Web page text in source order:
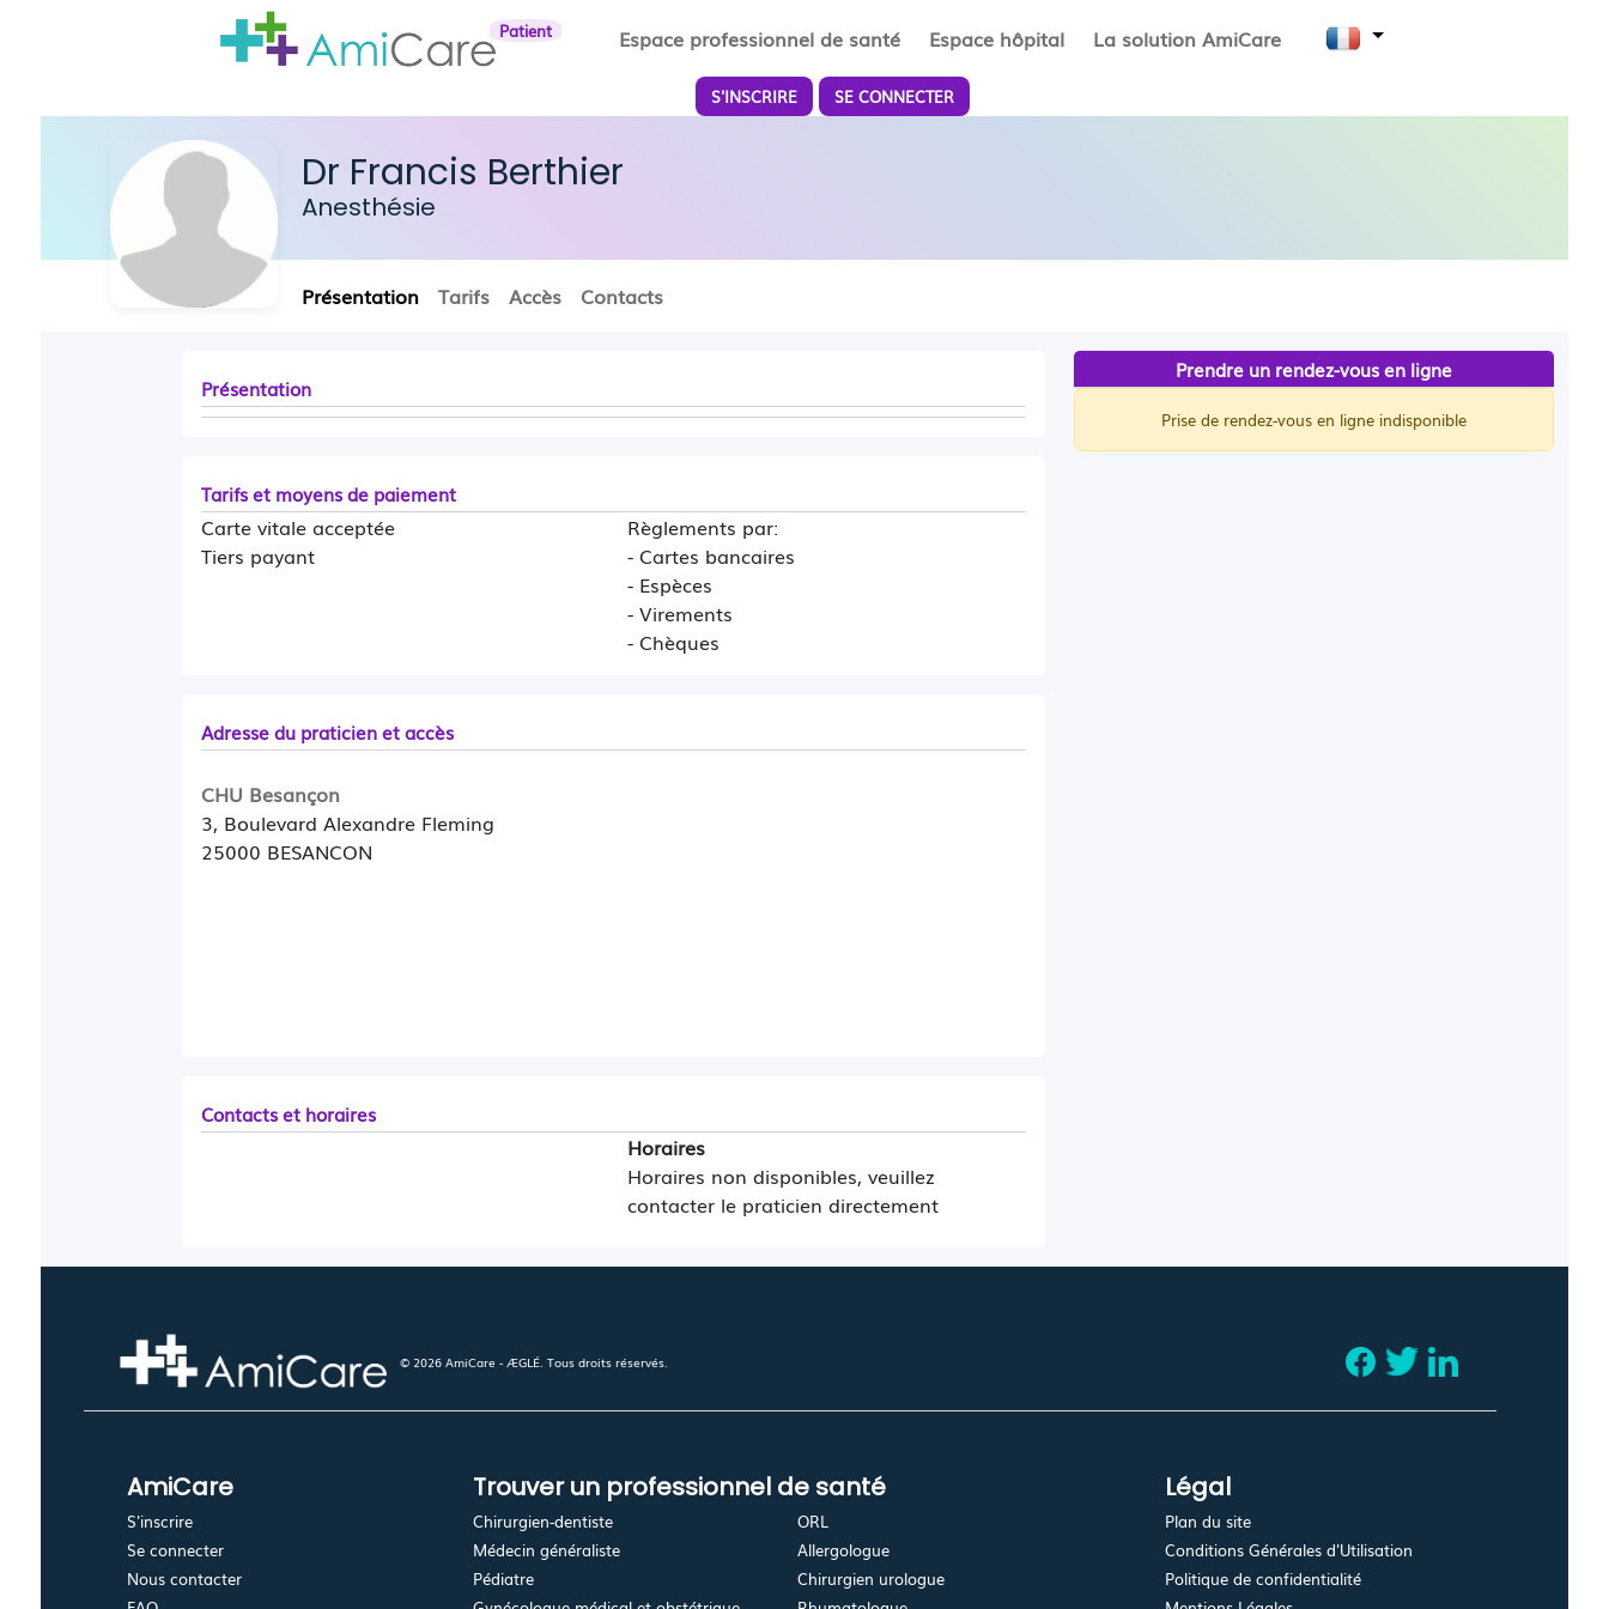
Patient Espace professionnel de santé Espace hôpital La solution AmiCare
S'INSCRIRE SE CONNECTER
Dr Francis Berthier
Anesthésie
Présentation Tarifs Accès Contacts
Présentation
Tarifs et moyens de paiement
Carte vitale acceptée
Tiers payant
Règlements par:
- Cartes bancaires
- Espèces
- Virements
- Chèques
Adresse du praticien et accès
CHU Besançon
3, Boulevard Alexandre Fleming
25000 BESANCON
Contacts et horaires
Horaires
Horaires non disponibles, veuillez
contacter le praticien directement
Prendre un rendez-vous en ligne
Prise de rendez-vous en ligne indisponible
© 2026 AmiCare - ÆGLÉ. Tous droits réservés.
AmiCare
S'inscrire
Se connecter
Nous contacter
Trouver un professionnel de santé
Chirurgien-dentiste
Médecin généraliste
Pédiatre
ORL
Allergologue
Chirurgien urologue
Légal
Plan du site
Conditions Générales d'Utilisation
Politique de confidentialité